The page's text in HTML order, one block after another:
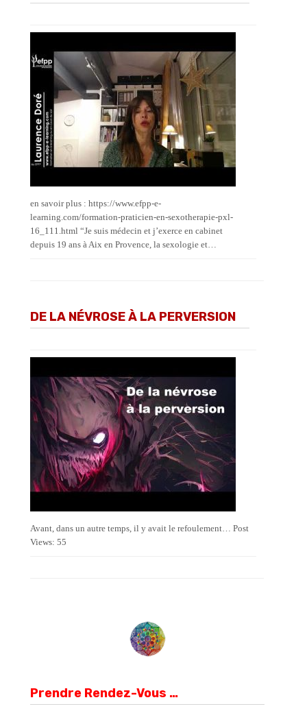
en savoir plus : https://www.efpp-e-
learning.com/formation-praticien-en-sexotherapie-pxl-
16_111.html “Je suis médecin et j’exerce en cabinet
depuis 19 ans à Aix en Provence, la sexologie et…
DE LA NÉVROSE À LA PERVERSION
Avant, dans un autre temps, il y avait le refoulement… Post
Views: 55
Prendre Rendez-Vous …